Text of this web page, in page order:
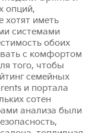
опций,
хотят иметь
системами
обоих
с комфортом
того, чтобы
семейных
и портала
сотен
анализа были